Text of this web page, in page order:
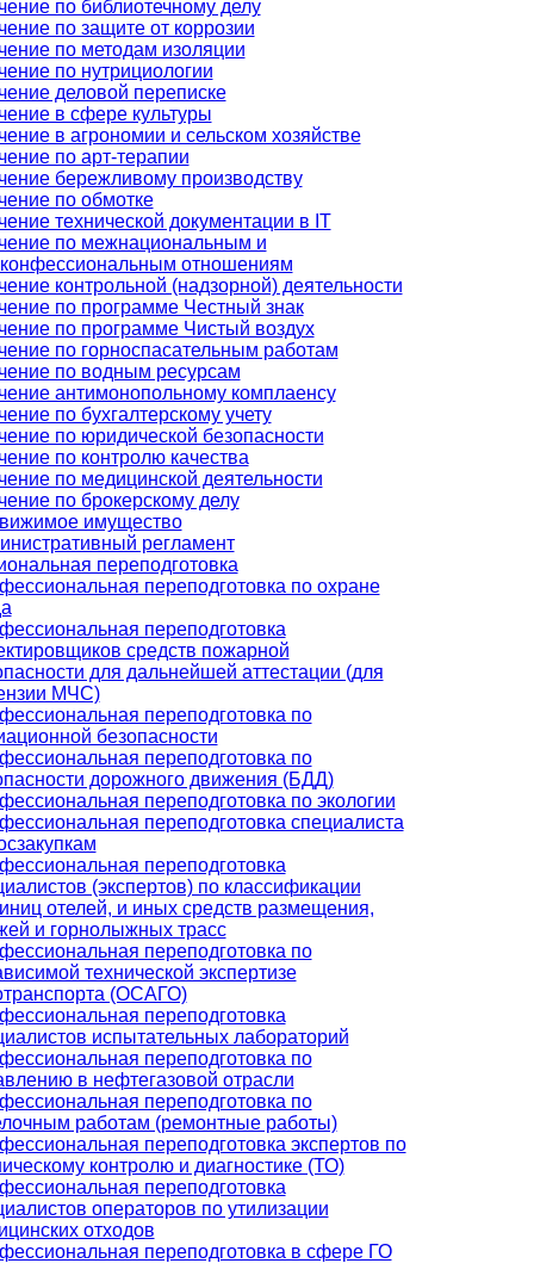
по библиотечному делу
по защите от коррозии
по методам изоляции
по нутрициологии
деловой переписке
в сфере культуры
в агрономии и сельском хозяйстве
по арт-терапии
бережливому производству
по обмотке
технической документации в IT
по межнациональным и
отношениям
контрольной (надзорной) деятельности
по программе Честный знак
по программе Чистый воздух
по горноспасательным работам
по водным ресурсам
антимонопольному комплаенсу
по бухгалтерскому учету
по юридической безопасности
по контролю качества
по медицинской деятельности
по брокерскому делу
имущество
регламент
переподготовка
переподготовка по охране
переподготовка
средств пожарной
для дальнейшей аттестации (для
МЧС)
переподготовка по
безопасности
переподготовка по
дорожного движения (БДД)
переподготовка по экологии
переподготовка специалиста
переподготовка
(экспертов) по классификации
отелей, и иных средств размещения,
и горнолыжных трасс
переподготовка по
технической экспертизе
(ОСАГО)
переподготовка
испытательных лабораторий
переподготовка по
в нефтегазовой отрасли
переподготовка по
работам (ремонтные работы)
переподготовка экспертов по
контролю и диагностике (ТО)
переподготовка
операторов по утилизации
отходов
переподготовка в сфере ГО